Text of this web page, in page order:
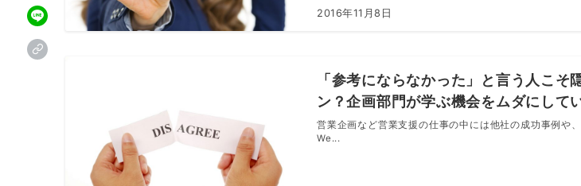
2016年11月8日
「参考にならなかった」と言う人こそ
ン？企画部門が学ぶ機会をムダにして
営業企画など営業支援の仕事の中には他社の成功事例や、
We...